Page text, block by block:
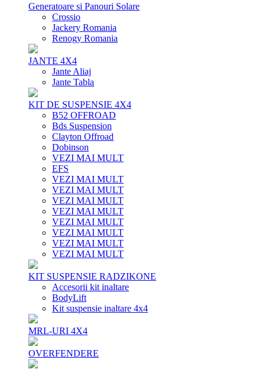
Generatoare si Panouri Solare
Crossio
Jackery Romania
Renogy Romania
JANTE 4X4
Jante Aliaj
Jante Tabla
KIT DE SUSPENSIE 4X4
B52 OFFROAD
Bds Suspension
Clayton Offroad
Dobinson
VEZI MAI MULT
EFS
VEZI MAI MULT
VEZI MAI MULT
VEZI MAI MULT
VEZI MAI MULT
VEZI MAI MULT
VEZI MAI MULT
VEZI MAI MULT
VEZI MAI MULT
KIT SUSPENSIE RADZIKONE
Accesorii kit inaltare
BodyLift
Kit suspensie inaltare 4x4
MRL-URI 4X4
OVERFENDERE